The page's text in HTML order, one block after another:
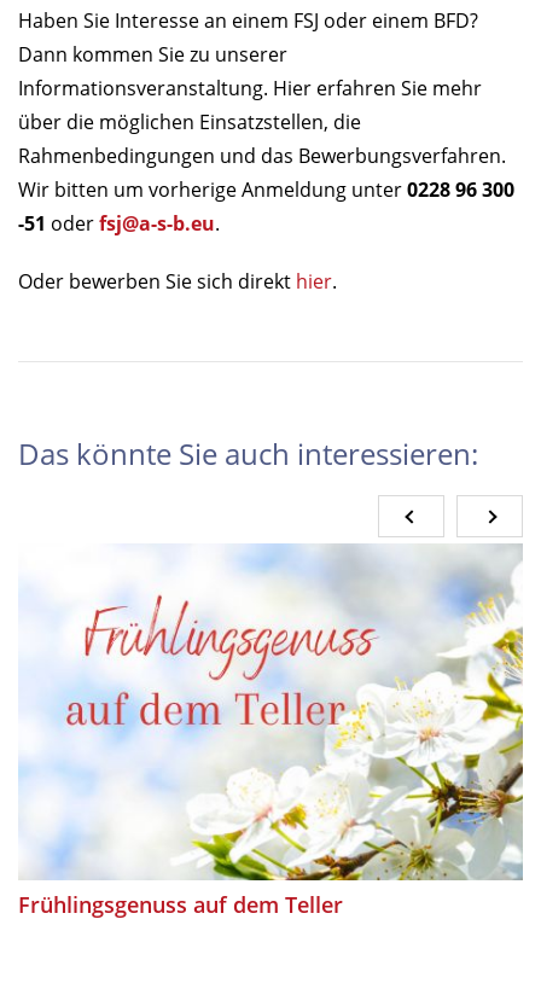
Haben Sie Interesse an einem FSJ oder einem BFD?
Dann kommen Sie zu unserer
Informationsveranstaltung. Hier erfahren Sie mehr
über die möglichen Einsatzstellen, die
Rahmenbedingungen und das Bewerbungsverfahren.
Wir bitten um vorherige Anmeldung unter0228 96 300
-51 oderfsj@a-s-b.eu.
Oder bewerben Sie sich direkt hier.
Das könnte Sie auch interessieren:
Frühlingsgenuss auf dem Teller